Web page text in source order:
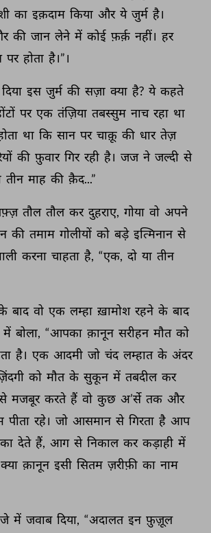
का इक़दाम किया और ये जुर्म है।
की जान लेने में कोई फ़र्क़ नहीं। हर
पर होता है।”।
दिया इस जुर्म की सज़ा क्या है? ये कहते
पर एक तंज़िया तबस्सुम नाच रहा था
था कि सान पर चाक़ू की धार तेज़
की फ़ुवार गिर रही है। जज ने जल्दी से
तीन माह की क़ैद...”
तौल तौल कर दुहराए, गोया वो अपने
की तमाम गोलीयों को बड़े इत्मिनान से
करना चाहता है, “एक, दो या तीन
बाद वो एक लम्हा ख़ामोश रहने के बाद
में बोला, “आपका क़ानून सरीहन मौत को
है। एक आदमी जो चंद लम्हात के अंदर
को मौत के सुकून में तबदील कर
मजबूर करते हैं वो कुछ अ’र्से तक और
पीता रहे। जो आसमान से गिरता है आप
देते हैं, आग से निकाल कर कड़ाही में
क्या क़ानून इसी सितम ज़रीफ़ी का नाम
में जवाब दिया, “अदालत इन फ़ुज़ूल